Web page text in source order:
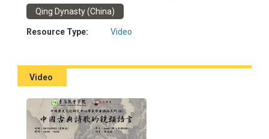
其財產的所有權、管理機制與公主薨逝後的轉讓情況。最
後透過研究公主在崇奉藏傳佛教上的花費，說明清朝公主
如何在清朝治理蒙古的政策中起到重要作用。
主辦：香港孔子學院
Qing Dynasty (China)
Resource Type: Video
Video